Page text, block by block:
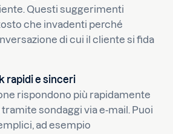
Questi suggerimenti
che invadenti perché
di cui il cliente si fida
rapidi e sinceri
rispondono più rapidamente
sondaggi via e-mail. Puoi
ad esempio